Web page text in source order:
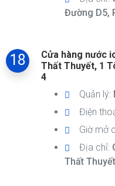
Đường D5,
18
Cửa hàng nước
Thất Thuyết, 1
4
Quản lý:
Điện
Giờ mở
Địa chỉ:
Thất